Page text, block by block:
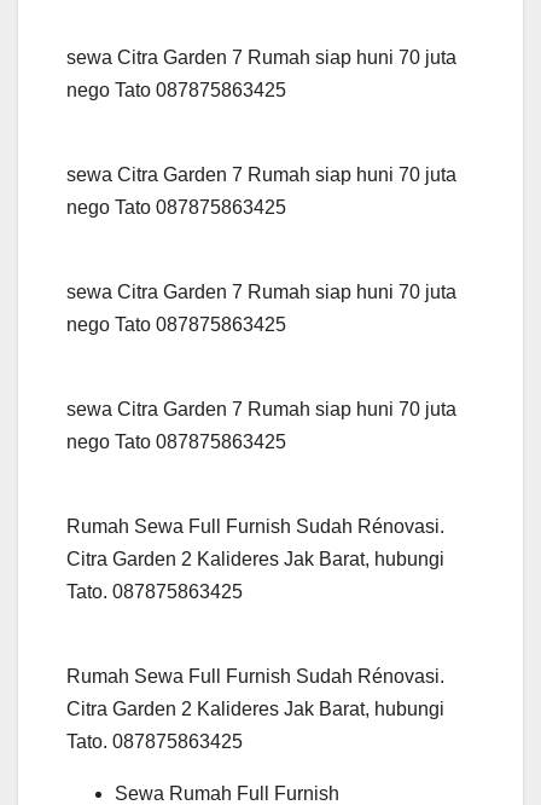
sewa Citra Garden 7 Rumah siap huni 70 juta
nego Tato 087875863425
sewa Citra Garden 7 Rumah siap huni 70 juta
nego Tato 087875863425
sewa Citra Garden 7 Rumah siap huni 70 juta
nego Tato 087875863425
sewa Citra Garden 7 Rumah siap huni 70 juta
nego Tato 087875863425
Rumah Sewa Full Furnish Sudah Rénovasi.
Citra Garden 2 Kalideres Jak Barat, hubungi
Tato. 087875863425
Rumah Sewa Full Furnish Sudah Rénovasi.
Citra Garden 2 Kalideres Jak Barat, hubungi
Tato. 087875863425
Sewa Rumah Full Furnish